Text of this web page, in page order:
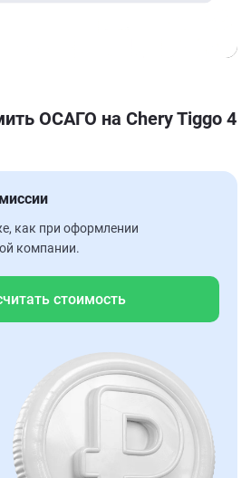
ОСАГО на Chery Tiggo 4
как при оформлении
компании.
стоимость